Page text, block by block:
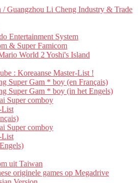
/ Guangzhou Li Cheng Industry & Trade
Entertainment System
& Super Famicom
World 2 Yoshi's Island
: Koreaanse Master-List !
Super Gam * boy (en Français)
Super Gam * boy (in het Engels)
Super comboy
List
Super comboy
List
uit Taiwan
originele games op Megadrive